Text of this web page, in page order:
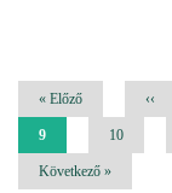
Első
« Előző
Előző
‹‹
Jelenlegi
9 Oldal
10
Utolsó
Következő »